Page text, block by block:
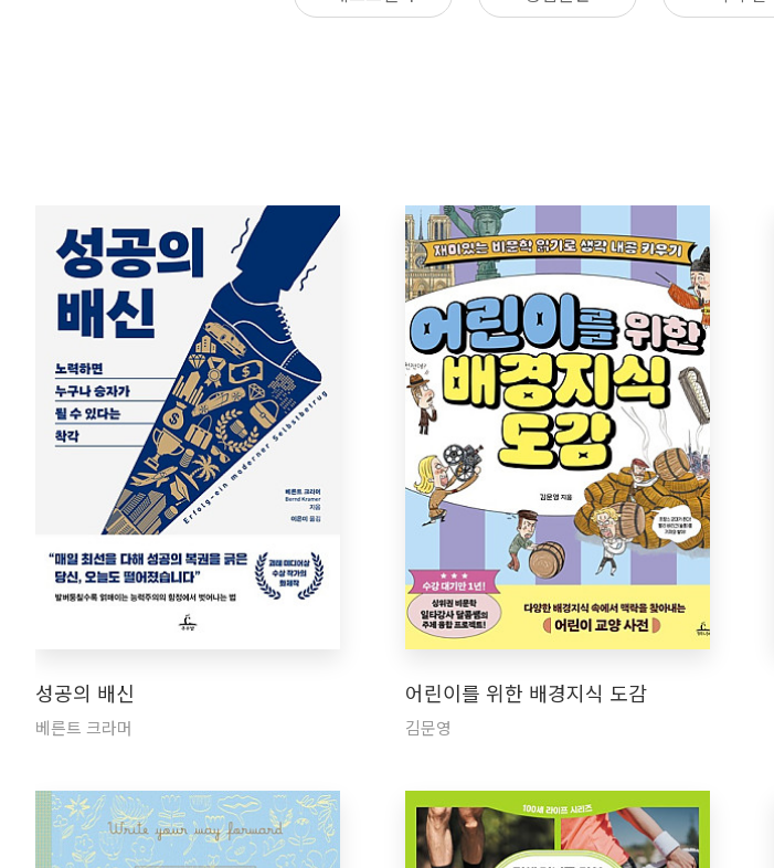
성공의 배신
베른트 크라머
어린이를 위한 배경지식 도감
김문영